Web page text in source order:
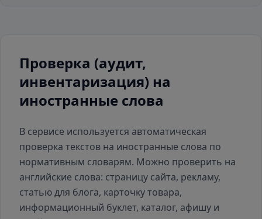
Проверка (аудит,
инвентаризация) на
иностранные слова
В сервисе используется автоматическая
проверка текстов на иностранные слова по
нормативным словарям. Можно проверить на
английские слова: страницу сайта, рекламу,
статью для блога, карточку товара,
информационный буклет, каталог, афишу и